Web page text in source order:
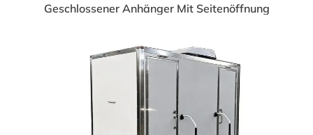
Geschlossener Anhänger Mit Seitenöffnung